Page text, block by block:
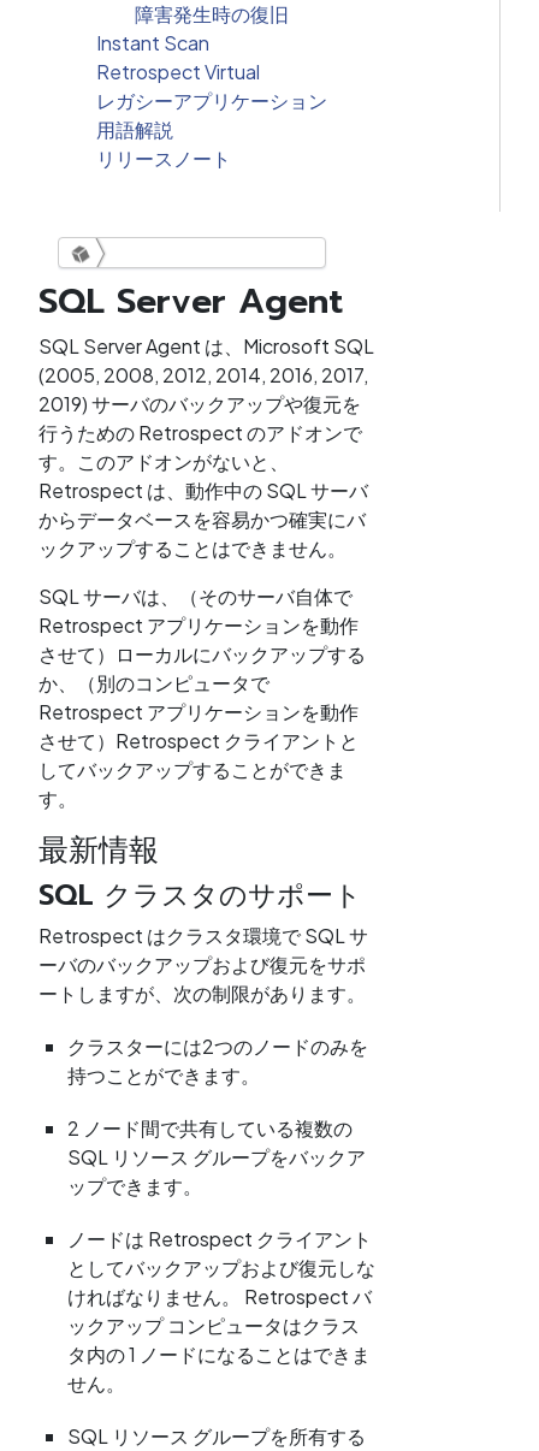
障害発生時の復旧
Instant Scan
Retrospect Virtual
レガシーアプリケーション
用語解説
リリースノート
Windows 用 Retrospect 20
SQL Server Agent
PDF
SQL Server Agent
SQL Server Agent は、Microsoft SQL
(2005, 2008, 2012, 2014, 2016, 2017,
2019) サーバのバックアップや復元を
行うための Retrospect のアドオンで
す。このアドオンがないと、
Retrospect は、動作中の SQL サーバ
からデータベースを容易かつ確実にバ
ックアップすることはできません。
SQL サーバは、（そのサーバ自体で
Retrospect アプリケーションを動作
させて）ローカルにバックアップする
か、（別のコンピュータで
Retrospect アプリケーションを動作
させて）Retrospect クライアントと
してバックアップすることができま
す。
最新情報
SQL クラスタのサポート
Retrospect はクラスタ環境で SQL サ
ーバのバックアップおよび復元をサポ
ートしますが、次の制限があります。
クラスターには2つのノードのみを
持つことができます。
2 ノード間で共有している複数の
SQL リソース グループをバックア
ップできます。
ノードは Retrospect クライアント
としてバックアップおよび復元しな
ければなりません。 Retrospect バ
ックアップ コンピュータはクラス
タ内の 1 ノードになることはできま
せん。
SQL リソース グループを所有する